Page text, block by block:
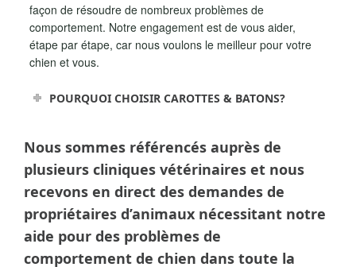
façon de résoudre de nombreux problèmes de
comportement. Notre engagement est de vous aider,
étape par étape, car nous voulons le meilleur pour votre
chien et vous.
POURQUOI CHOISIR CAROTTES & BATONS?
Nous sommes référencés auprès de
plusieurs cliniques vétérinaires et nous
recevons en direct des demandes de
propriétaires d’animaux nécessitant notre
aide pour des problèmes de
comportement de chien dans toute la